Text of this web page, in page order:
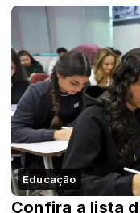
Educação
Confira a lista